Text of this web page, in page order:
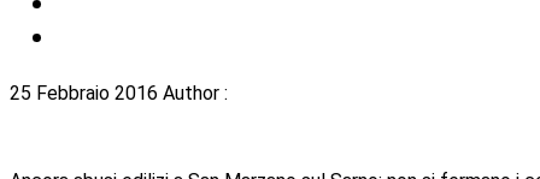
25 Febbraio 2016 Author :